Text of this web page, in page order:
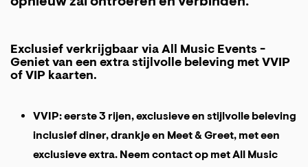
Exclusief verkrijgbaar via All Music Events -
Geniet van een extra stijlvolle beleving met VVIP
of VIP kaarten.
VVIP: eerste 3 rijen, exclusieve en stijlvolle beleving
inclusief diner, drankje en Meet & Greet, met een
exclusieve extra. Neem contact op met All Music